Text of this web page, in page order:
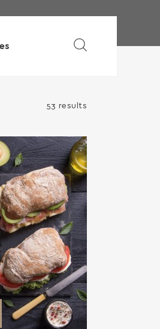
Search Recipes
53 results